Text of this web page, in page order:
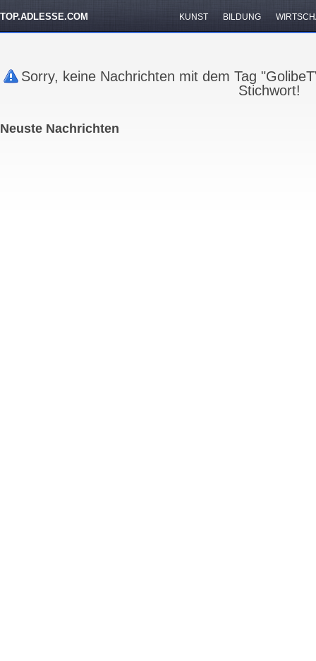
TOP.ADLESSE.COM KUNST BILDUNG
Sorry, keine Nachrichten mit dem Tag
Stichwort!
Neuste Nachrichten